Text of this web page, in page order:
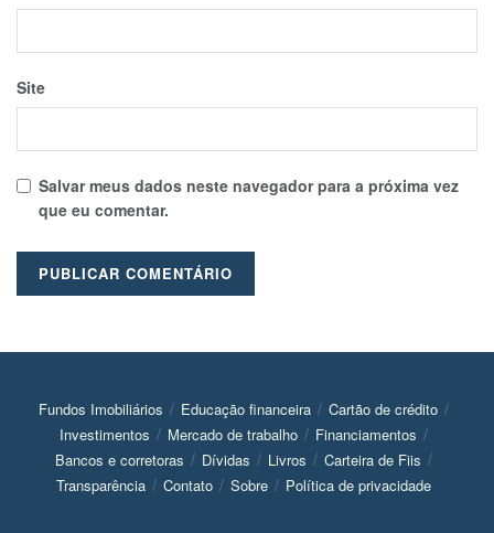
Site
Salvar meus dados neste navegador para a próxima vez
que eu comentar.
Fundos Imobiliários Educação financeira
Cartão de crédito
Investimentos
Mercado de trabalho
Financiamentos
Bancos e corretoras
Dívidas Livros
Carteira de Fiis
Transparência
Contato Sobre Política de privacidade